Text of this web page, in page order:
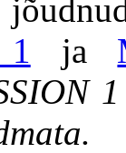
ja